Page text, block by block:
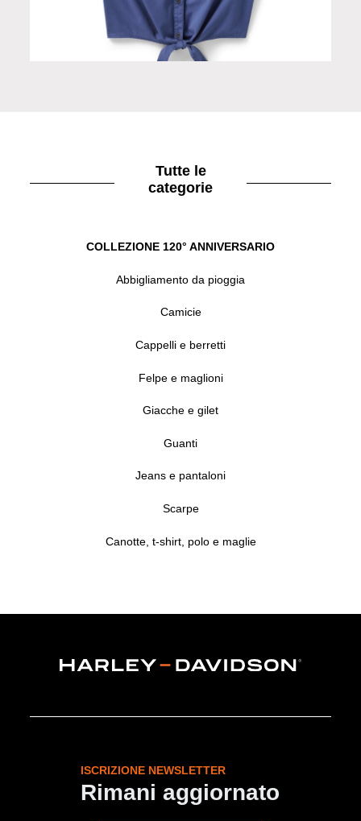
Smanicato donna blu
Tutte le
categorie
COLLEZIONE 120° ANNIVERSARIO
Abbigliamento da pioggia
Camicie
Cappelli e berretti
Felpe e maglioni
Giacche e gilet
Guanti
Jeans e pantaloni
Scarpe
Canotte, t-shirt, polo e maglie
ISCRIZIONE NEWSLETTER
Rimani aggiornato